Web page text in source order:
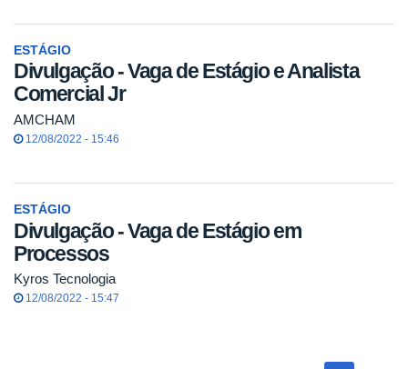
ESTÁGIO
Divulgação - Vaga de Estágio e Analista
Comercial Jr
AMCHAM
12/08/2022 - 15:46
ESTÁGIO
Divulgação - Vaga de Estágio em
Processos
Kyros Tecnologia
12/08/2022 - 15:47